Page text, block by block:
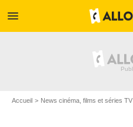
menu
Accueil News cinéma, films et séries TV